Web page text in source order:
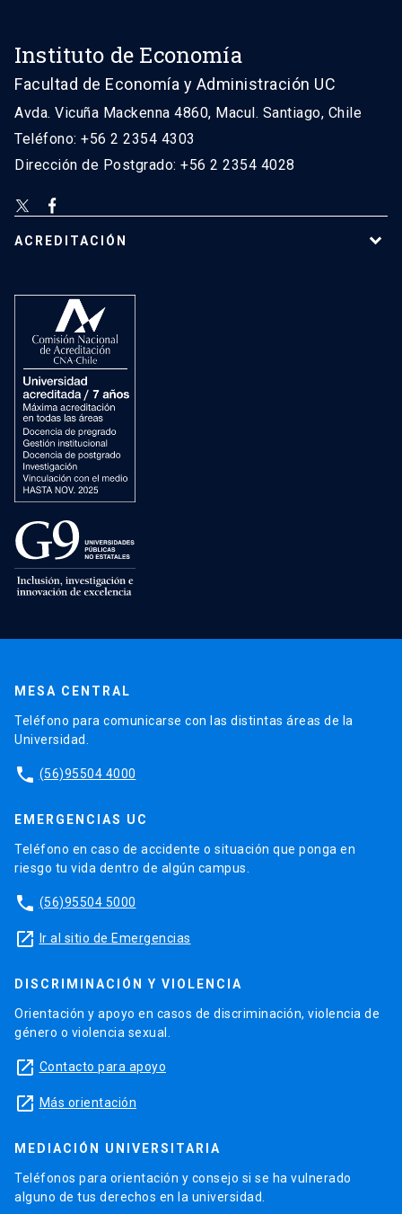
Instituto de Economía
Facultad de Economía y Administración UC
Avda. Vicuña Mackenna 4860, Macul. Santiago, Chile
Teléfono: +56 2 2354 4303
Dirección de Postgrado: +56 2 2354 4028
ACREDITACIÓN
MESA CENTRAL
Teléfono para comunicarse con las distintas áreas de la
Universidad.
phone (56)95504 4000
EMERGENCIAS UC
Teléfono en caso de accidente o situación que ponga en
riesgo tu vida dentro de algún campus.
phone (56)95504 5000
launch Ir al sitio de Emergencias
DISCRIMINACIÓN Y VIOLENCIA
Orientación y apoyo en casos de discriminación, violencia de
género o violencia sexual.
launch Contacto para apoyo
launch Más orientación
MEDIACIÓN UNIVERSITARIA
Teléfonos para orientación y consejo si se ha vulnerado
alguno de tus derechos en la universidad.